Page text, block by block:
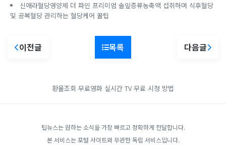
신애라혈당영양제 더 파인 프리미엄 솔잎증류농축액 섭취하며 식후혈당
및 공복혈당 관리하는 혈당케어 꿀팁
이전글 목록 다음글
환율조회 무료영화 실시간 TV 무료 시청 방법
팁뉴스는 원하는 소식을 가장 빠르고 정확하게 전달합니다.
본 서비스는 포털 사이트와 무관한 독립 서비스입니다.